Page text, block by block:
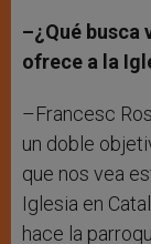
–¿Qué busca
ofrece a la
–Francesc
un doble
que nos vea
Iglesia en
hace la